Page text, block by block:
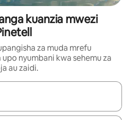
kuanzia mwezi
za muda mrefu
nyumbani kwa sehemu za
au zaidi.
vinjari kwa kutumia vitufe vya